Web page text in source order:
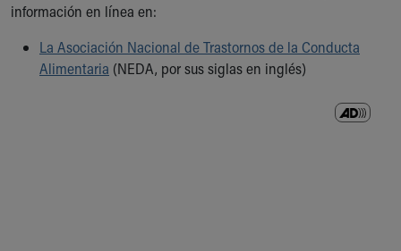
información en línea en:
La Asociación Nacional de Trastornos de la Conducta
Alimentaria (NEDA, por sus siglas en inglés)